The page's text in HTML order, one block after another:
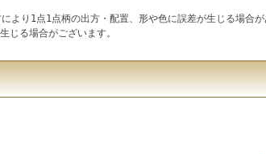
より1点1点柄の出方・配置、形や色に誤差が生じる場
じる場合がございます。